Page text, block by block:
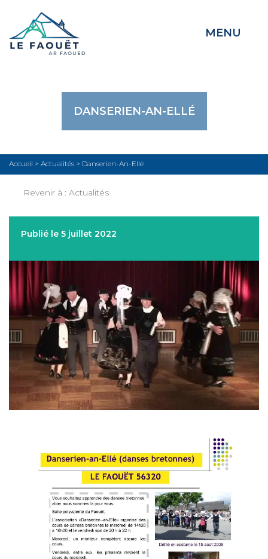
MENU
DANSERIEN-AN-ELLÉ
Accueil > Actualités > Danserien-An-Ellé
Revenir à : Actualités
Publié le 5 juillet 2022